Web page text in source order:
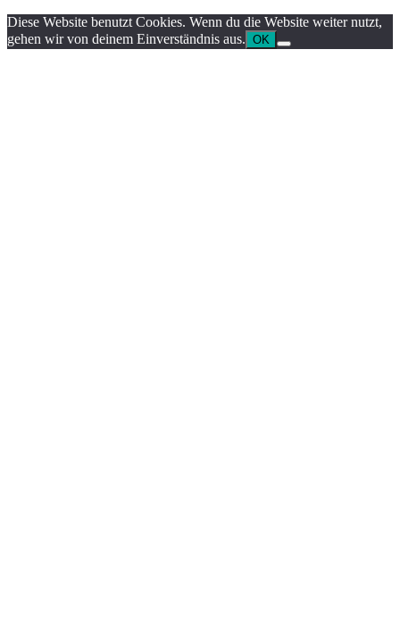
Diese Website benutzt Cookies. Wenn du die Website weiter nutzt,
gehen wir von deinem Einverständnis aus. OK